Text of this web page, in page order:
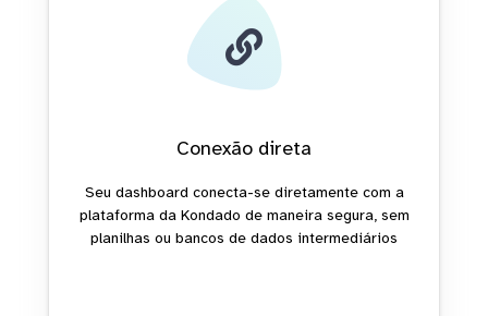
Conexão direta
Seu dashboard conecta-se diretamente com a
plataforma da Kondado de maneira segura, sem
planilhas ou bancos de dados intermediários